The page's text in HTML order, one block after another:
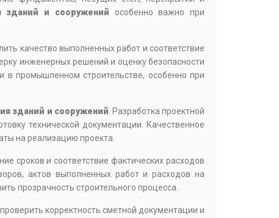
зданий и сооружений особенно важно при
качество выполненных работ и соответствие
инженерных решений и оценку безопасности
в промышленном строительстве, особенно при
зданий и сооружений . Разработка проектной
технической документации. Качественное
на реализацию проекта.
сроков и соответствие фактических расходов
актов выполненных работ и расходов на
прозрачность строительного процесса.
корректность сметной документации и